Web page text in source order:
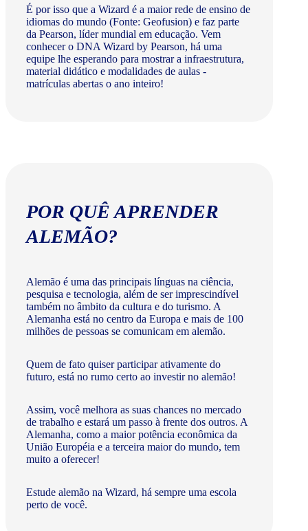
É por isso que a Wizard é a maior rede de ensino de
idiomas do mundo (Fonte: Geofusion) e faz parte
da Pearson, líder mundial em educação. Vem
conhecer o DNA Wizard by Pearson, há uma
equipe lhe esperando para mostrar a infraestrutura,
material didático e modalidades de aulas -
matrículas abertas o ano inteiro!
POR QUÊ APRENDER
ALEMÃO?
Alemão é uma das principais línguas na ciência,
pesquisa e tecnologia, além de ser imprescindível
também no âmbito da cultura e do turismo. A
Alemanha está no centro da Europa e mais de 100
milhões de pessoas se comunicam em alemão.
Quem de fato quiser participar ativamente do
futuro, está no rumo certo ao investir no alemão!
Assim, você melhora as suas chances no mercado
de trabalho e estará um passo à frente dos outros. A
Alemanha, como a maior potência econômica da
União Européia e a terceira maior do mundo, tem
muito a oferecer!​
Estude alemão na Wizard, há sempre uma escola
perto de você.